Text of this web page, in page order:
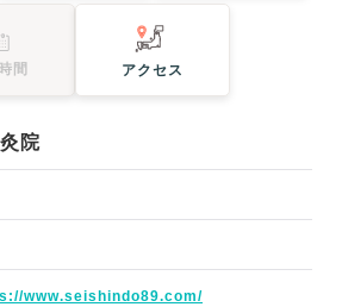
間 アクセス
院
www.seishindo89.com/